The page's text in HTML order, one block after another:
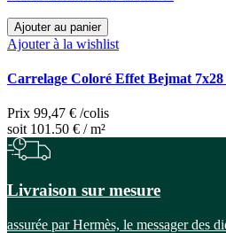
Ajouter au panier
Ajouter à la wishlist
Carrelage Coloré Effet Bejmat
Prix 99,47 € /colis
soit 101.50 € / m²
Livraison sur mesure
assurée par Hermès, le messager des